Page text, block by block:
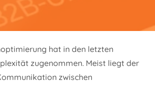
hat in den letzten
zugenommen. Meist liegt der
zwischen